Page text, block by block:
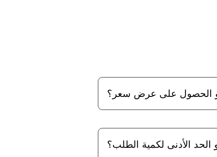
الحصول على عرض سعر؟
الأدنى لكمية الطلب؟